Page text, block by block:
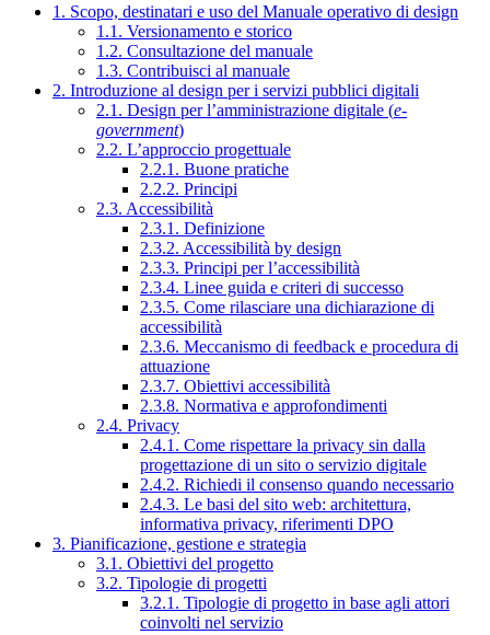
1. Scopo, destinatari e uso del Manuale operativo di design
1.1. Versionamento e storico
1.2. Consultazione del manuale
1.3. Contribuisci al manuale
2. Introduzione al design per i servizi pubblici digitali
2.1. Design per l’amministrazione digitale (e-
government)
2.2. L’approccio progettuale
2.2.1. Buone pratiche
2.2.2. Principi
2.3. Accessibilità
2.3.1. Definizione
2.3.2. Accessibilità by design
2.3.3. Principi per l’accessibilità
2.3.4. Linee guida e criteri di successo
2.3.5. Come rilasciare una dichiarazione di
accessibilità
2.3.6. Meccanismo di feedback e procedura di
attuazione
2.3.7. Obiettivi accessibilità
2.3.8. Normativa e approfondimenti
2.4. Privacy
2.4.1. Come rispettare la privacy sin dalla
progettazione di un sito o servizio digitale
2.4.2. Richiedi il consenso quando necessario
2.4.3. Le basi del sito web: architettura,
informativa privacy, riferimenti DPO
3. Pianificazione, gestione e strategia
3.1. Obiettivi del progetto
3.2. Tipologie di progetti
3.2.1. Tipologie di progetto in base agli attori
coinvolti nel servizio